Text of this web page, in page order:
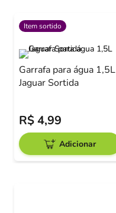
Item sortido
Garrafa para água 1,5L
Jaguar Sortida
R$4,99
Adicionar